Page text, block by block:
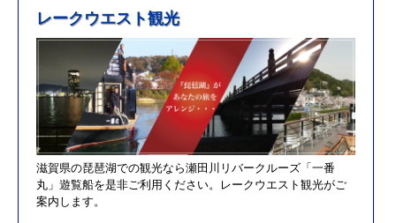
H30/11/7釣果情報更新しました
H30/9/30臨時休業のお知らせ！！
H30/9/24釣果情報更新しました
H30/7/21釣果情報更新しました
H30/4/21釣果情報更新しました
H30/3/3釣果情報更新しました
H30/2/17釣果情報更新しました
H30/2/8釣果情報更新しました
レークウエスト観光
滋賀県の琵琶湖での観光なら瀬田川リバークルーズ「一番
丸」遊覧船を是非ご利用ください。レークウエスト観光がご
案内します。